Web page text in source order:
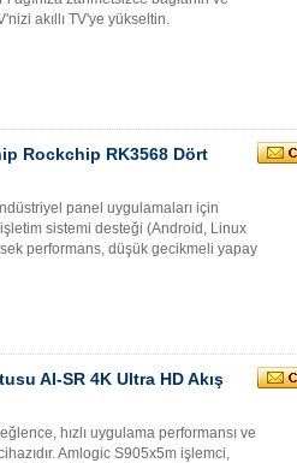
akıllı TV'ye yükseltin.
Rockchip RK3568 Dört
panel uygulamaları için
sistemi desteği (Android, Linux
performans, düşük gecikmeli yapay
AI-SR 4K Ultra HD Akış
hızlı uygulama performansı ve
Amlogic S905x5m işlemci,